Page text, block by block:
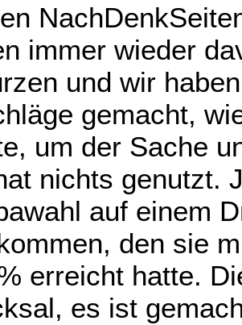
immer wieder
und wir
gemacht,
um der Sache
nichts genutzt.
auf einem
den sie
erreicht hatte.
es ist